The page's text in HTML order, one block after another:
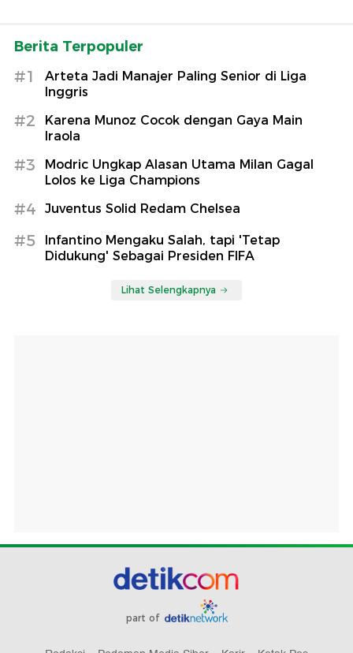
Berita Terpopuler
#1
Arteta Jadi Manajer Paling Senior di Liga
Inggris
#2
Karena Munoz Cocok dengan Gaya Main
Iraola
#3
Modric Ungkap Alasan Utama Milan Gagal
Lolos ke Liga Champions
#4 Juventus Solid Redam Chelsea
#5
Infantino Mengaku Salah, tapi 'Tetap
Didukung' Sebagai Presiden FIFA
Lihat Selengkapnya
part of